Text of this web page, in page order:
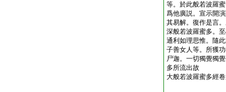
等。於此般若波羅
爲他廣説。宣示開
其易解。復作是言
深般若波羅蜜多。
通利如理思惟。隨
子善女人等。所獲
尸迦。一切獨覺獨
多所流出故
大般若波羅蜜多經